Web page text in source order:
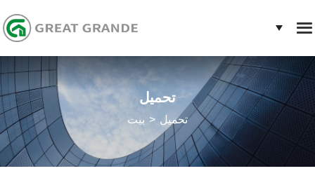
تحميل
بيت تحميل